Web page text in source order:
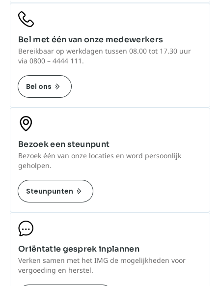
Bel met één van onze medewerkers
Bereikbaar op werkdagen tussen 08.00 tot 17.30 uur
via 0800 – 4444 111.
Bel ons
Bezoek een steunpunt
Bezoek één van onze locaties en word persoonlijk
geholpen.
Steunpunten
Oriëntatie gesprek inplannen
Verken samen met het IMG de mogelijkheden voor
vergoeding en herstel.